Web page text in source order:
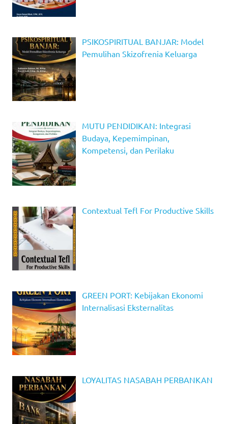
PSIKOSPIRITUAL BANJAR: Model
Pemulihan Skizofrenia Keluarga
MUTU PENDIDIKAN: Integrasi
Budaya, Kepemimpinan,
Kompetensi, dan Perilaku
Contextual Tefl For Productive Skills
GREEN PORT: Kebijakan Ekonomi
Internalisasi Eksternalitas
LOYALITAS NASABAH PERBANKAN